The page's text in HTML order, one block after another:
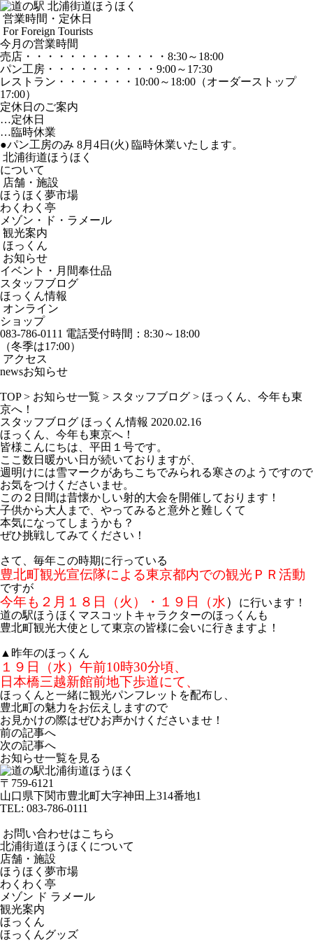
営業時間・定休日
For Foreign Tourists
今月の営業時間
売店 ・・・・・・・・・・・・・ 8:30～18:00
パン工房 ・・・・・・・・・・ 9:00～17:30
レストラン ・・・・・・・ 10:00～18:00 （オーダーストップ
17:00）
定休日のご案内
…定休日
…臨時休業
●パン工房のみ 8月4日(火) 臨時休業いたします。
北浦街道ほうほく
について
店舗・施設
ほうほく夢市場
わくわく亭
メゾン・ド・ラメール
観光案内
ほっくん
お知らせ
イベント・月間奉仕品
スタッフブログ
ほっくん情報
オンライン
ショップ
083-786-0111 電話受付時間：8:30～18:00
（冬季は17:00）
アクセス
newsお知らせ
TOP> お知らせ一覧 > スタッフブログ > ほっくん、今年も東
京へ！
スタッフブログ ほっくん情報 2020.02.16
ほっくん、今年も東京へ！
皆様こんにちは、平田１号です。
ここ数日暖かい日が続いておりますが、
週明けには雪マークがあちこちでみられる寒さのようですので
お気をつけくださいませ。
この２日間は昔懐かしい射的大会を開催しております！
子供から大人まで、やってみると意外と難しくて
本気になってしまうかも？
ぜひ挑戦してみてください！
さて、毎年この時期に行っている
豊北町観光宣伝隊による東京都内での観光ＰＲ活動
ですが
今年も２月１８日（火）・１９日（水）
に行います！
道の駅ほうほくマスコットキャラクターのほっくんも
豊北町観光大使として東京の皆様に会いに行きますよ！
▲昨年のほっくん
１９日（水）午前10時30分頃、
日本橋三越新館前地下歩道にて、
ほっくんと一緒に観光パンフレットを配布し、
豊北町の魅力をお伝えしますので
お見かけの際はぜひお声かけくださいませ！
前の記事へ
次の記事へ
お知らせ一覧を見る
〒759-6121
山口県下関市豊北町大字神田上314番地1
TEL: 083-786-0111
お問い合わせはこちら
北浦街道ほうほくについて
店舗・施設
ほうほく夢市場
わくわく亭
メゾン ド ラメール
観光案内
ほっくん
ほっくんグッズ